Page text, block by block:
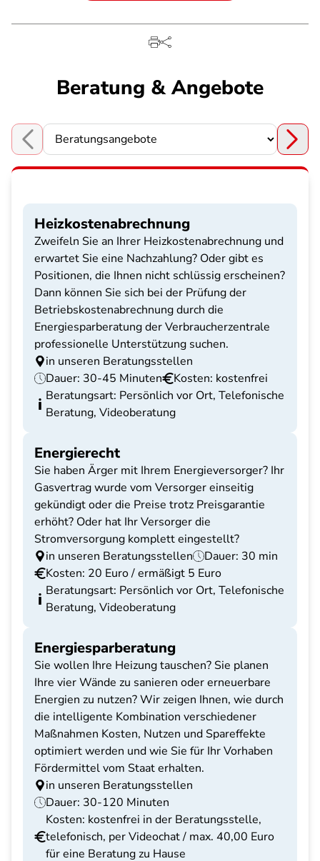
Beratung & Angebote
Choose a section
Heizkostenabrechnung
Zweifeln Sie an Ihrer Heizkostenabrechnung und
erwartet Sie eine Nachzahlung? Oder gibt es
Positionen, die Ihnen nicht schlüssig erscheinen?
Dann können Sie sich bei der Prüfung der
Betriebskostenabrechnung durch die
Energiesparberatung der Verbraucherzentrale
professionelle Unterstützung suchen.
in unseren Beratungsstellen
Dauer: 30-45 Minuten
Kosten: kostenfrei
Beratungsart: Persönlich vor Ort, Telefonische
Beratung, Videoberatung
Energierecht
Sie haben Ärger mit Ihrem Energieversorger? Ihr
Gasvertrag wurde vom Versorger einseitig
gekündigt oder die Preise trotz Preisgarantie
erhöht? Oder hat Ihr Versorger die
Stromversorgung komplett eingestellt?
in unseren Beratungsstellen
Dauer: 30 min
Kosten: 20 Euro / ermäßigt 5 Euro
Beratungsart: Persönlich vor Ort, Telefonische
Beratung, Videoberatung
Energiesparberatung
Sie wollen Ihre Heizung tauschen? Sie planen
Ihre vier Wände zu sanieren oder erneuerbare
Energien zu nutzen? Wir zeigen Ihnen, wie durch
die intelligente Kombination verschiedener
Maßnahmen Kosten, Nutzen und Spareffekte
optimiert werden und wie Sie für Ihr Vorhaben
Fördermittel vom Staat erhalten.
in unseren Beratungsstellen
Dauer: 30-120 Minuten
Kosten: kostenfrei in der Beratungsstelle,
telefonisch, per Videochat / max. 40,00 Euro
für eine Beratung zu Hause